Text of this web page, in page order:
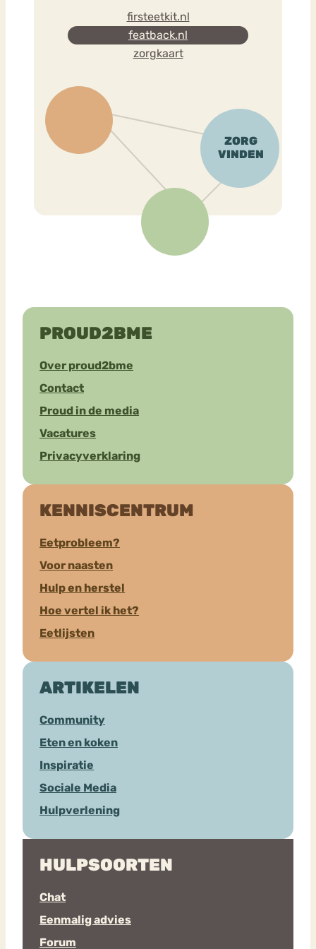
firsteetkit.nl
featback.nl
zorgkaart
PROUD2BME
Over proud2bme
Contact
Proud in de media
Vacatures
Privacyverklaring
KENNISCENTRUM
Eetprobleem?
Voor naasten
Hulp en herstel
Hoe vertel ik het?
Eetlijsten
ARTIKELEN
Community
Eten en koken
Inspiratie
Sociale Media
Hulpverlening
HULPSOORTEN
Chat
Eenmalig advies
Forum